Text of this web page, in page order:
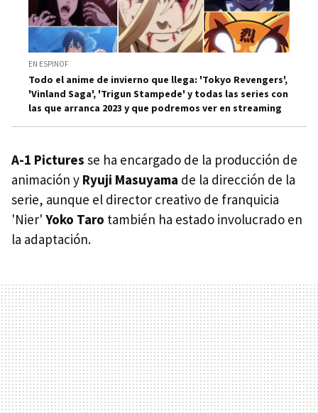
EN ESPINOF
Todo el anime de invierno que llega: 'Tokyo Revengers',
'Vinland Saga', 'Trigun Stampede' y todas las series con
las que arranca 2023 y que podremos ver en streaming
A-1 Pictures se ha encargado de la producción de
animación y Ryuji Masuyama de la dirección de la
serie, aunque el director creativo de franquicia
'Nier' Yoko Taro también ha estado involucrado en
la adaptación.